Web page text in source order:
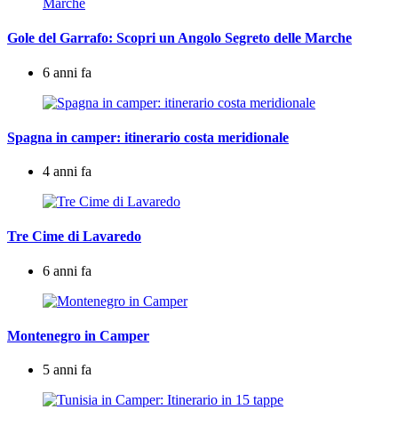
Gole del Garrafo: Scopri un Angolo Segreto delle Marche
6 anni fa
Spagna in camper: itinerario costa meridionale
4 anni fa
Tre Cime di Lavaredo
6 anni fa
Montenegro in Camper
5 anni fa